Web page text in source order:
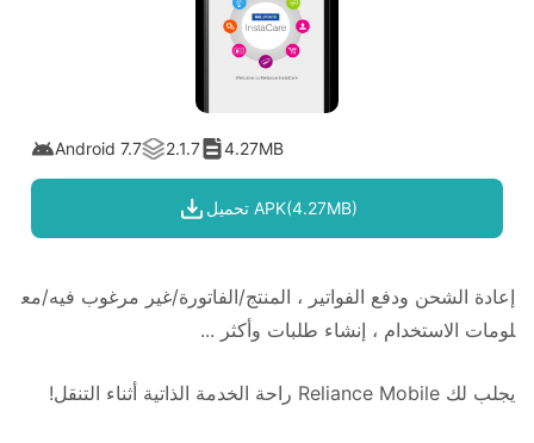
Android 7.7 2.1.7 4.27MB
تحميل APK(4.27MB)
إعادة الشحن ودفع الفواتير ، المنتج/الفاتورة/غير مرغوب فيه/مع
لومات الاستخدام ، إنشاء طلبات وأكثر ...
يجلب لك Reliance Mobile راحة الخدمة الذاتية أثناء التنقل!